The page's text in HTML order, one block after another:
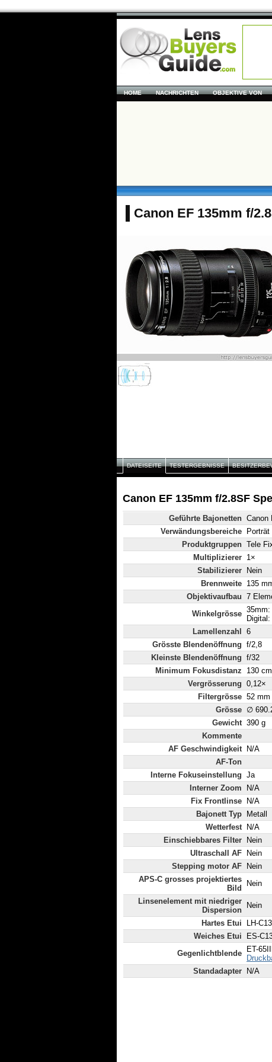
HOME NACHRICHTEN OBJEKTIVE VON
Canon EF 135mm f/
DATEISEITE TESTERGEBNISSE
Canon EF 135mm f/2.8SF
Geführte Bajonetten Canon
Verwändungsbereiche
Porträt
Produktgruppen Tele
Multiplizierer 1×
Stabilizierer
Nein
Brennweite 135
Objektivaufbau 7
Winkelgrösse 35mm:
Lamellenzahl
6
Grösste Blendenöffnung f/2,8
Kleinste Blendenöffnung f/32
Minimum Fokusdistanz
130 cm
Vergrösserung 0,12×
Filtergrösse 52 mm
Grösse ∅
Gewicht 390 g
Kommente
AF Geschwindigkeit
N/A
AF-Ton
Interne Fokuseinstellung Ja
Interner Zoom
N/A
Fix Frontlinse
N/A
Bajonett Typ
Metall
Wetterfest
N/A
Einschiebbares Filter
Nein
Ultraschall AF
Nein
Stepping motor AF
Nein
APS-C grosses projektiertes
Bild
Nein
Linsenelement mit niedriger
Dispersion
Nein
Hartes Etui
LH-
Weiches Etui
ES-
Gegenlichtblende
ET-65III
Standadapter
N/A